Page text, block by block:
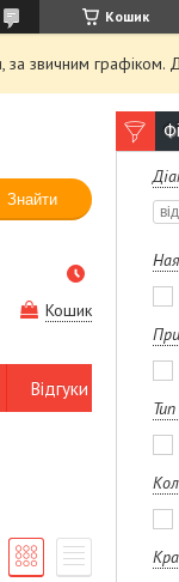
Кошик
звичним графіком.
Знайти
Кошик
Відгуки